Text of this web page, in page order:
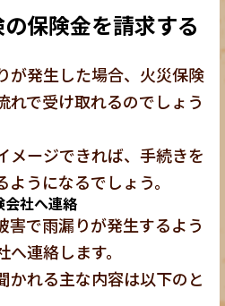
保険金を請求する
が発生した場合、火災保険
れで受け取れるのでしょう
メージできれば、手続きを
うになるでしょう。
社へ連絡
害で雨漏りが発生するよう
連絡します。
かれる主な内容は以下のと